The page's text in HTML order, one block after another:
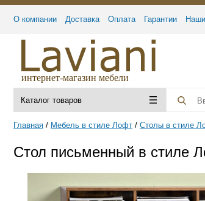
О компании Доставка Оплата Гарантии
интернет-магазин мебели
Каталог товаров
Главная Мебель в стиле Лофт Столы в стиле
Стол письменный в стиле